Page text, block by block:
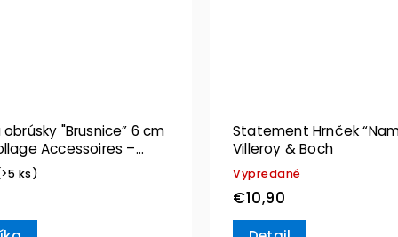
obrúsky "Brusnice” 6 cm
Accessoires –
ks)
Statement Hrnček
Villeroy & Boch
Vypredané
€10,90